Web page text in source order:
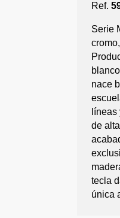
Ref.
Serie
nace
de
tecla
única